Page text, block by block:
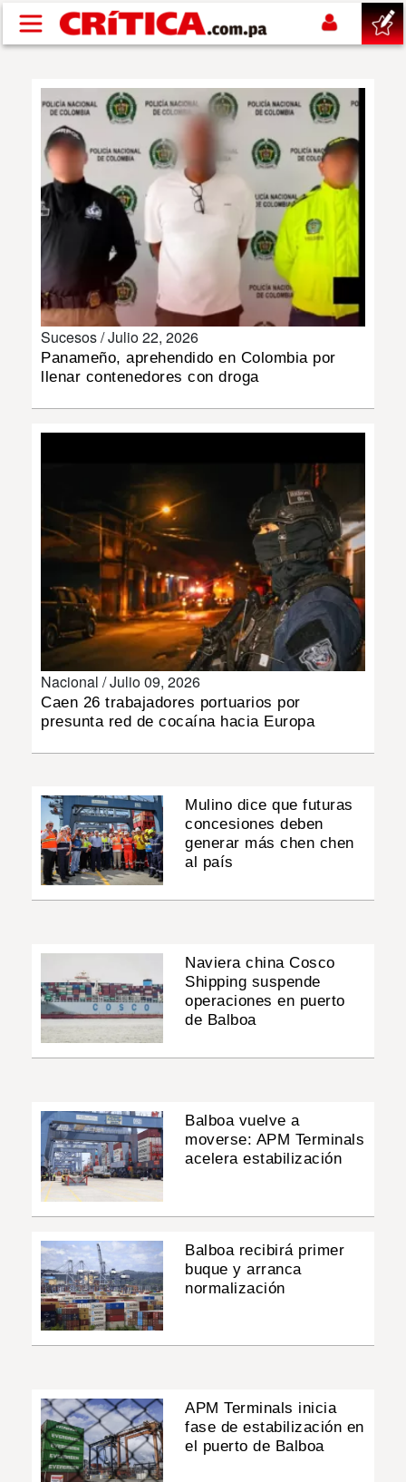
Pasar al contenido principal
SUCESOS
NACIONAL
POLÍTICA
DEPORTES
IMPRESO
Sucesos /Julio 22, 2026
Panameño, aprehendido en Colombia por
llenar contenedores con droga
Nacional /Julio 09, 2026
Caen 26 trabajadores portuarios por
presunta red de cocaína hacia Europa
Mulino dice que futuras
concesiones deben
generar más chen chen
al país
Naviera china Cosco
Shipping suspende
operaciones en puerto
de Balboa
Balboa vuelve a
moverse: APM Terminals
acelera estabilización
Balboa recibirá primer
buque y arranca
normalización
APM Terminals inicia
fase de estabilización en
el puerto de Balboa